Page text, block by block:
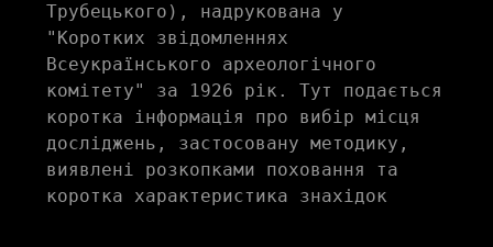
Трубецького), надрукована у
"Коротких звідомленнях
Всеукраїнського археологічного
комітету" за 1926 рік. Тут подається
коротка інформація про вибір місця
досліджень, застосовану методику,
виявлені розкопками поховання та
коротка характеристика знахідок